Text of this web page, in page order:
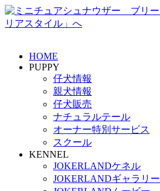
HOME
PUPPY
仔犬情報
親犬情報
仔犬販売
ナチュラルテール
オーナー特別サービス
スクール
KENNEL
JOKERLANDケネル
JOKERLANDギャラリー